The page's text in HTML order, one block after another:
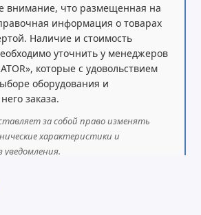
конференц-связь
вызова
BLA
книга до 2000 записей (XML, LDAP)
до 1000 записей
экрана
что размещенная на
информация о товарах
Наличие и стоимость
уточнить у менеджеров
которые с удовольствием
оборудования и
заказа.
за собой право изменять
характеристики и